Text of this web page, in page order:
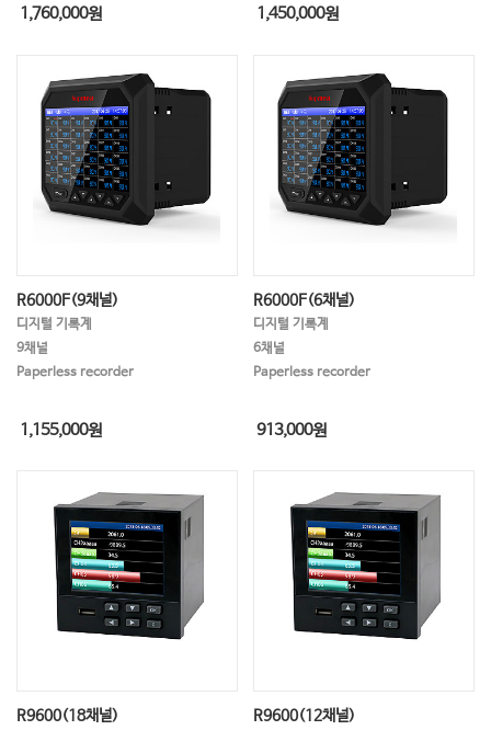
1,760,000원 1,450,000원
R6000F(9채널)
디지털 기록계
9채널
Paperless recorder
1,155,000원
R6000F(6채널)
디지털 기록계
6채널
Paperless recorder
913,000원
R9600(18채널) R9600(12채널)